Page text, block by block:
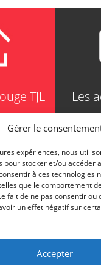
Gérer le
expériences, nous
pour stocker et/ou accéder
à ces technologies
que le comportement
fait de ne pas consentir ou
un effet négatif sur
Accepter
TJL Les
JOHNSTON &
/ Barristers &
de la Place d'Armes,
(Quebec) H2Y
T514 871-8385
1-844-588-8385
info@tjl.quebec